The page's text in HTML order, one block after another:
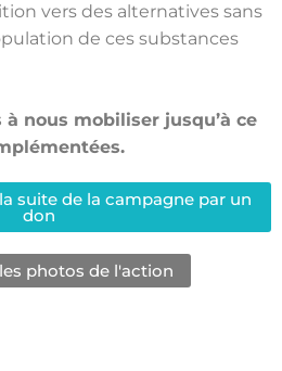
vers des alternatives sans
de ces substances
nous mobiliser jusqu’à ce
suite de la campagne par un
don
photos de l'action